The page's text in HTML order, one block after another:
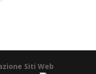
Siti Web